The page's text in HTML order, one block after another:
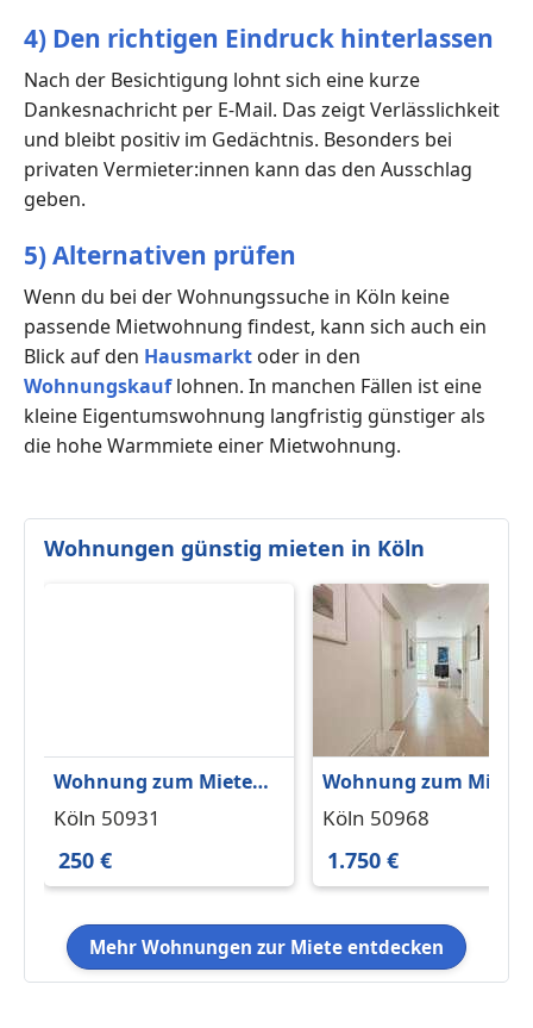
4) Den richtigen Eindruck hinterlassen
Nach der Besichtigung lohnt sich eine kurze
Dankesnachricht per E-Mail. Das zeigt Verlässlichkeit
und bleibt positiv im Gedächtnis. Besonders bei
privaten Vermieter:innen kann das den Ausschlag
geben.
5) Alternativen prüfen
Wenn du bei der Wohnungssuche in Köln keine
passende Mietwohnung findest, kann sich auch ein
Blick auf den Hausmarkt oder in den
Wohnungskauflohnen. In manchen Fällen ist eine
kleine Eigentumswohnung langfristig günstiger als
die hohe Warmmiete einer Mietwohnung.
Wohnungen günstig mieten in Köln
Wohnung zum Mieten
in Köln 250 € 11 m²
Köln 50931
250 €
Wohnung zum Mieten
in Köln 1.750 € 60 m²
Köln 50968
1.750 €
Mehr Wohnungen zur Miete entdecken